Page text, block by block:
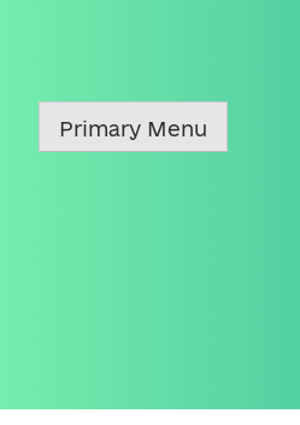
Primary Menu